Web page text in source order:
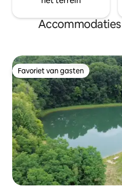
Favoriet van gasten
Favoriet van gasten